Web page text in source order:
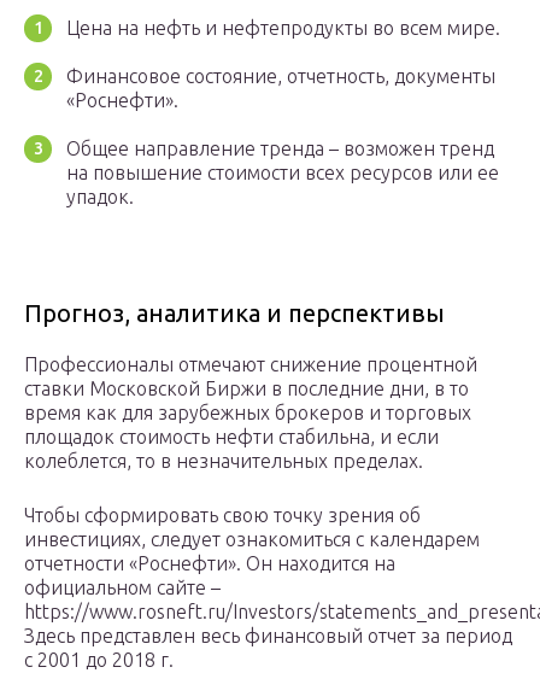
Цена на нефть и нефтепродукты во всем мире.
Финансовое состояние, отчетность, документы
«Роснефти».
Общее направление тренда – возможен тренд
на повышение стоимости всех ресурсов или ее
упадок.
Прогноз, аналитика и перспективы
Профессионалы отмечают снижение процентной
ставки Московской Биржи в последние дни, в то
время как для зарубежных брокеров и торговых
площадок стоимость нефти стабильна, и если
колеблется, то в незначительных пределах.
Чтобы сформировать свою точку зрения об
инвестициях, следует ознакомиться с календарем
отчетности «Роснефти». Он находится на
официальном сайте –
https://www.rosneft.ru/Investors/
Здесь представлен весь финансовый отчет за период
с 2001 до 2018 г.